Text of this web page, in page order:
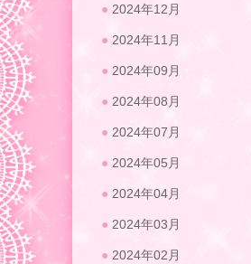
2024年12月
2024年11月
2024年09月
2024年08月
2024年07月
2024年05月
2024年04月
2024年03月
2024年02月